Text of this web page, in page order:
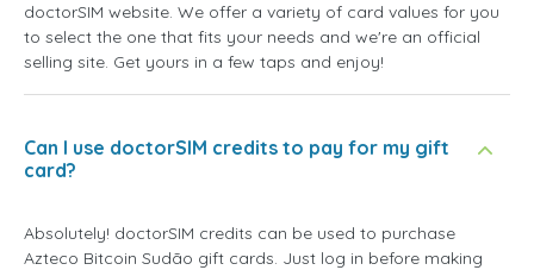
doctorSIM website. We offer a variety of card values for you
to select the one that fits your needs and we're an official
selling site. Get yours in a few taps and enjoy!
Can I use doctorSIM credits to pay for my gift
card?
Absolutely! doctorSIM credits can be used to purchase
Azteco Bitcoin Sudão gift cards. Just log in before making